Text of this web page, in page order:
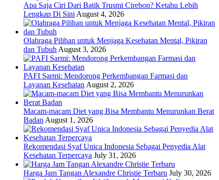
Apa Saja Ciri Dari Batik Trusmi Cirebon? Ketahu Lebih
Lengkap Di Sini August 4, 2026
Olahraga Pilihan untuk Menjaga Kesehatan Mental, Pikiran
dan Tubuh August 3, 2026
PAFI Sarmi: Mendorong Perkembangan Farmasi dan
Layanan Kesehatan August 2, 2026
Macam-macam Diet yang Bisa Membantu Menurunkan Berat
Badan August 1, 2026
Rekomendasi Syaf Unica Indonesia Sebagai Penyedia Alat
Kesehatan Terpercaya July 31, 2026
Harga Jam Tangan Alexandre Christie Terbaru July 30, 2026